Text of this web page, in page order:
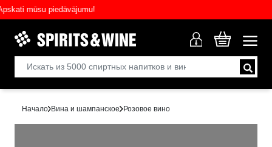
mūsu piedāvājumu!
Начало Вина и шампанское Розовое вино